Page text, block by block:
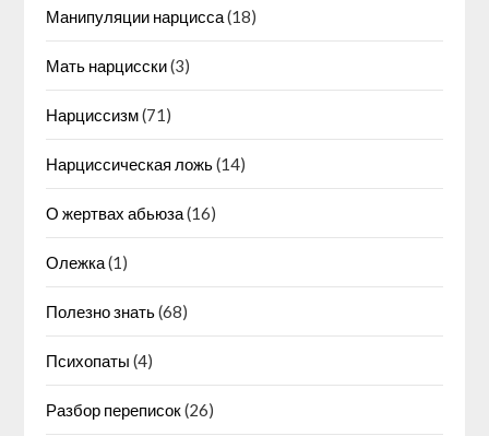
Манипуляции нарцисса(18)
Мать нарцисски(3)
Нарциссизм(71)
Нарциссическая ложь(14)
О жертвах абьюза(16)
Олежка(1)
Полезно знать(68)
Психопаты (4)
Разбор переписок(26)